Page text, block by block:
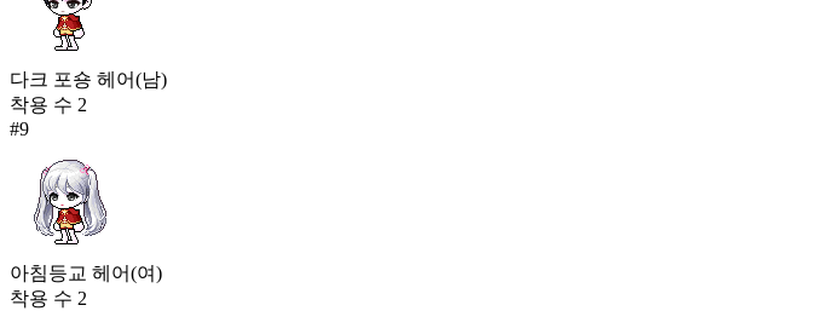
다크 포숑 헤어(남)
착용 수 2
#9
아침등교 헤어(여)
착용 수 2